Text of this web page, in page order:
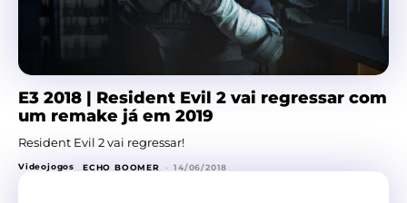
E3 2018 | Resident Evil 2 vai regressar com
um remake já em 2019
Resident Evil 2 vai regressar!
Videojogos ECHO BOOMER - 14/06/2018